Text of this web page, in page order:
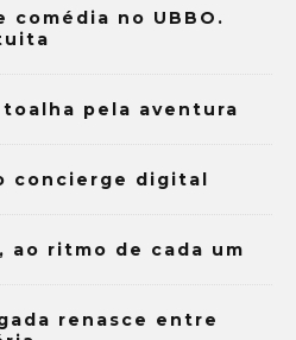
comédia no UBBO.
pela aventura
concierge digital
ao ritmo de cada um
renasce entre